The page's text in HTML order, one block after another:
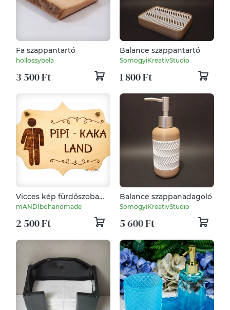
Fa szappantartó
hollossybela
3 500 Ft
Balance szappantartó
SomogyiKreativStudio
1 800 Ft
Vicces kép fürdőszoba
ajtajára
mANDIbohandmade
2 500 Ft
Balance szappanadagoló
SomogyiKreativStudio
5 600 Ft